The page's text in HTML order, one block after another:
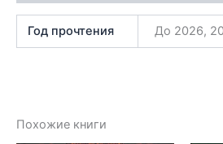
Год прочтения До 2026,
Похожие книги